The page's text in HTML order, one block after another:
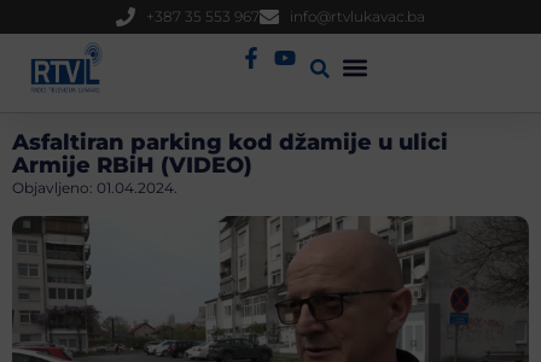
+387 35 553 967 info@rtvlukavac.ba
Asfaltiran parking kod džamije u ulici
Armije RBiH (VIDEO)
Objavljeno: 01.04.2024.